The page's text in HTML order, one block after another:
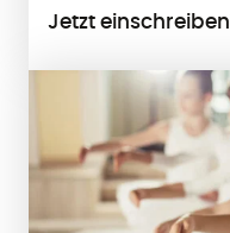
Jetzt einschreiben